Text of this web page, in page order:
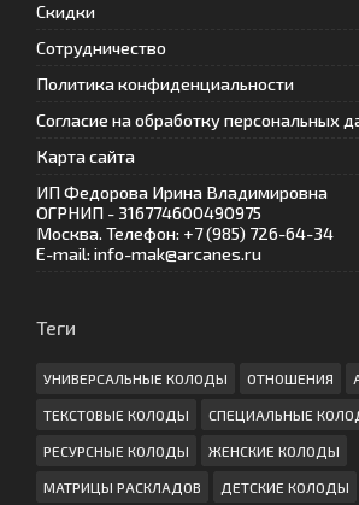
Скидки
Сотрудничество
Политика конфиденциальности
Согласие на обработку персональных
Карта сайта
ИП Федорова Ирина Владимировна
ОГРНИП - 316774600490975
Москва. Телефон: +7 (985) 726-64-34
E-mail: info-mak@arcanes.ru
Теги
УНИВЕРСАЛЬНЫЕ КОЛОДЫ ОТНОШЕНИЯ
ТЕКСТОВЫЕ КОЛОДЫ СПЕЦИАЛЬНЫЕ
РЕСУРСНЫЕ КОЛОДЫ ЖЕНСКИЕ КОЛОДЫ
МАТРИЦЫ РАСКЛАДОВ ДЕТСКИЕ КОЛОДЫ